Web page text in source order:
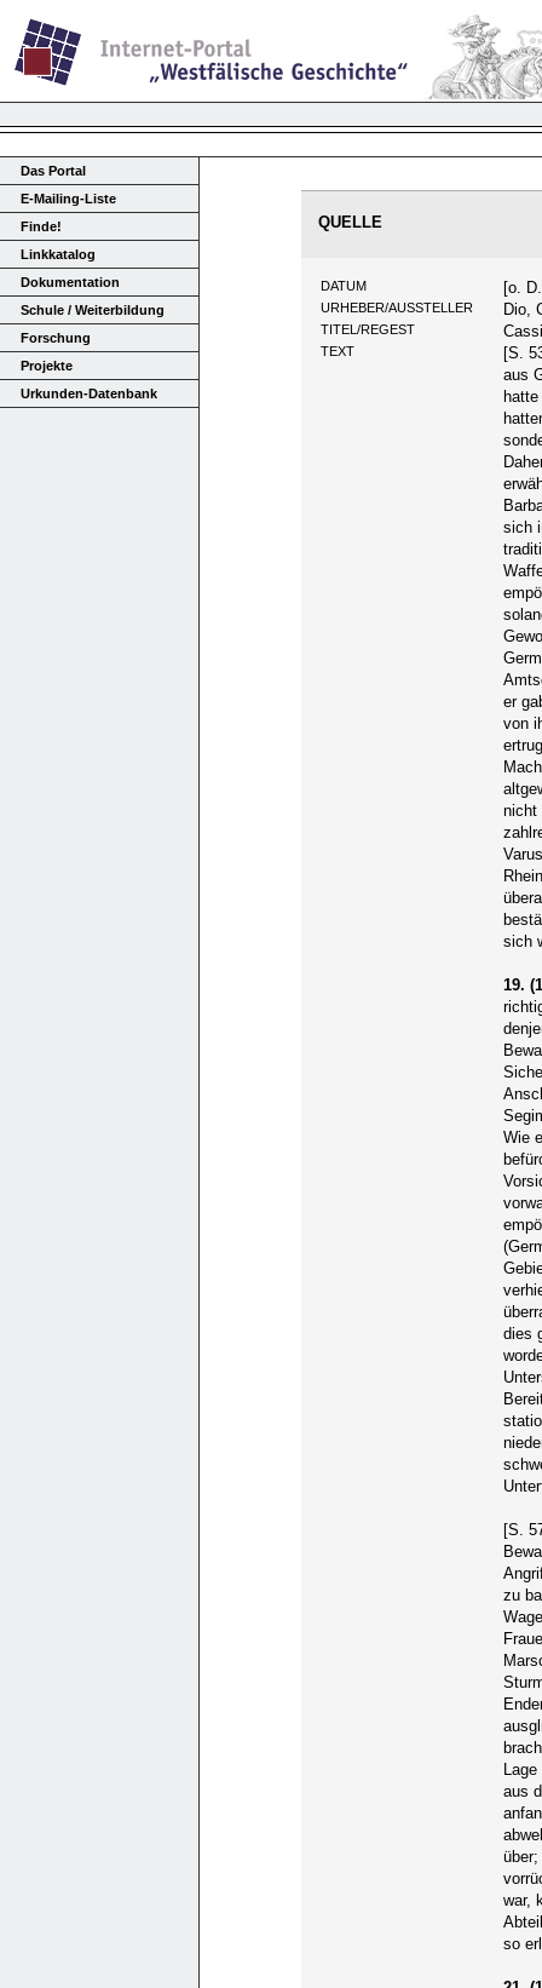
Das Portal
E-Mailing-Liste
Finde!
Linkkatalog
Dokumentation
Schule / Weiterbildung
Forschung
Projekte
Urkunden-Datenbank
QUELLE
DATUM [o.
URHEBER/AUSSTELLER Dio,
TITEL/REGEST
TEXT
[S.
aus
sich
er
von
nicht
sich
19.
Wie
dies
[S.
zu
aus
war,
so